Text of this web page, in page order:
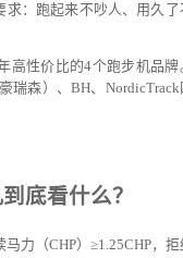
：跑起来不吵人、用久了
高性价比的4个跑步机品牌
瑞森）、BH、NordicTrack
底看什么？
力（CHP）≥1.25CHP，